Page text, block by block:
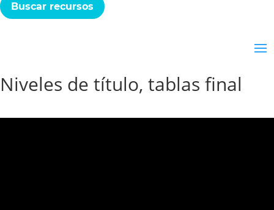
Buscar recursos
Niveles de título, tablas final